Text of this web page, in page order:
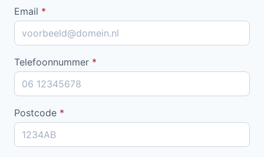
Email *
Telefoonnummer *
Postcode *